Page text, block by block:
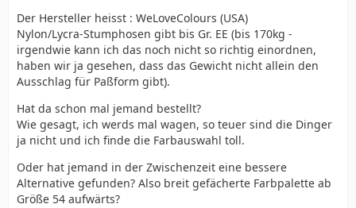
Der Hersteller heisst : WeLoveColours (USA)
Nylon/Lycra-Stumphosen gibt bis Gr. EE (bis 170kg -
irgendwie kann ich das noch nicht so richtig einordnen,
haben wir ja gesehen, dass das Gewicht nicht allein den
Ausschlag für Paßform gibt).
Hat da schon mal jemand bestellt?
Wie gesagt, ich werds mal wagen, so teuer sind die Dinger
ja nicht und ich finde die Farbauswahl toll.
Oder hat jemand in der Zwischenzeit eine bessere
Alternative gefunden? Also breit gefächerte Farbpalette ab
Größe 54 aufwärts?